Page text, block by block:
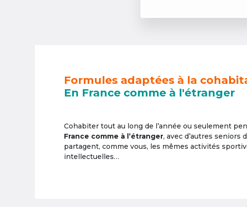
Formules adaptées à la
En France comme à l'étranger
Cohabiter tout au long de l’année ou seulement
France comme à l’étranger, avec d’autres seniors
partagent, comme vous, les mêmes activités
intellectuelles…